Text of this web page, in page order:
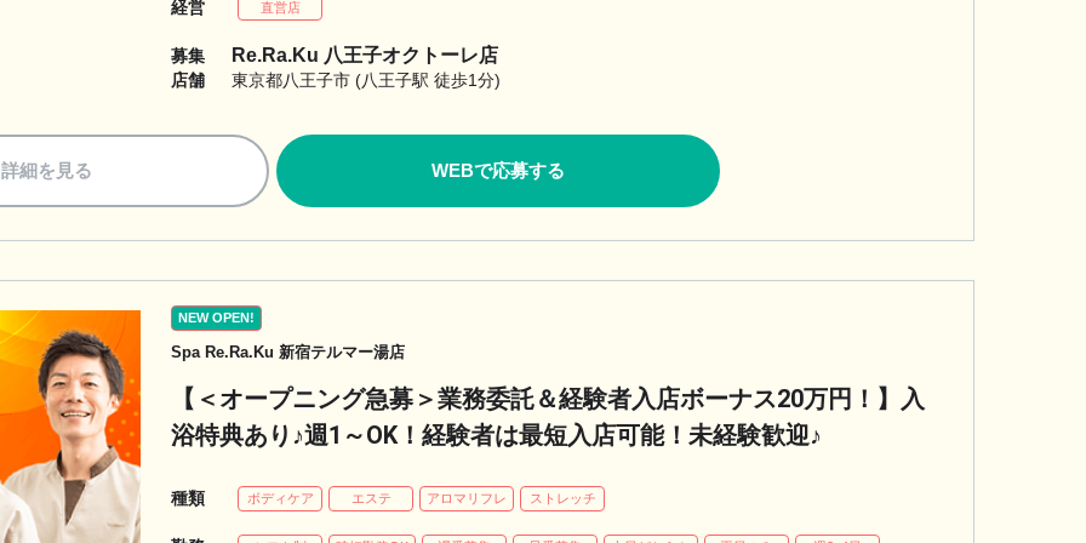
経営 直営店
募集
店舗
Re.Ra.Ku 八王子オクトーレ店
東京都八王子市 (八王子駅 徒歩1分)
詳細を見る WEBで応募する
NEW OPEN!
Spa Re.Ra.Ku 新宿テルマー湯店
【＜オープニング急募＞業務委託＆経験者入店ボーナス20万円！】入
浴特典あり♪週1～OK！経験者は最短入店可能！未経験歓迎♪
種類 ボディケア エステ アロマリフレ ストレッチ